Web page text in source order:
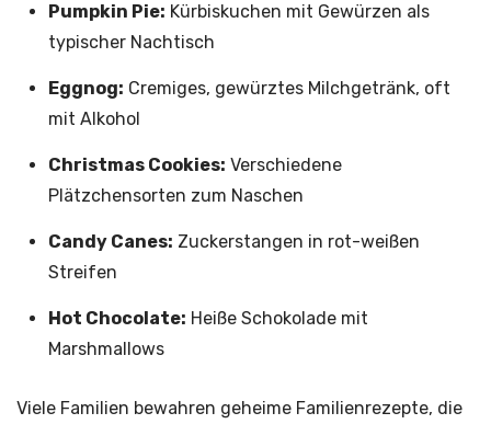
Pumpkin Pie: Kürbiskuchen mit Gewürzen als
typischer Nachtisch
Eggnog: Cremiges, gewürztes Milchgetränk, oft
mit Alkohol
Christmas Cookies: Verschiedene
Plätzchensorten zum Naschen
Candy Canes: Zuckerstangen in rot-weißen
Streifen
Hot Chocolate: Heiße Schokolade mit
Marshmallows
Viele Familien bewahren geheime Familienrezepte, die